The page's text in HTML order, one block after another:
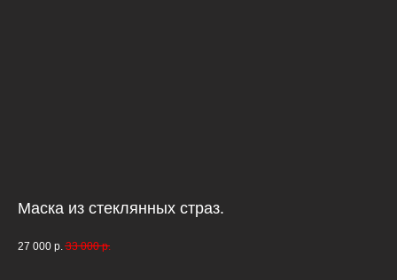
Маска из стеклянных страз.
27 000 р. 33 000 р.